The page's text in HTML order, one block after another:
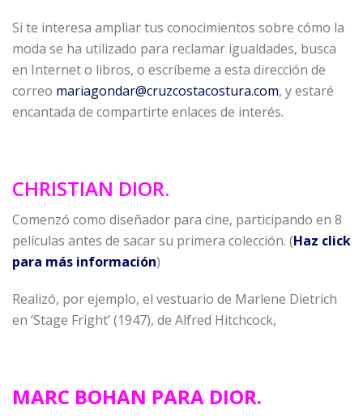
Si te interesa ampliar tus conocimientos sobre cómo la
moda se ha utilizado para reclamar igualdades, busca
en Internet o libros, o escríbeme a esta dirección de
correo mariagondar@cruzcostacostura.com, y estaré
encantada de compartirte enlaces de interés.
CHRISTIAN DIOR.
Comenzó como diseñador para cine, participando en 8
películas antes de sacar su primera colección. (Haz click
para más información)
Realizó, por ejemplo, el vestuario de Marlene Dietrich
en ‘Stage Fright’ (1947), de Alfred Hitchcock,
MARC BOHAN PARA DIOR.